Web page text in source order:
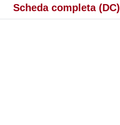
Scheda completa (DC)